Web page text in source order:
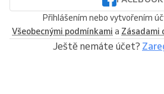
Přihlášením nebo vytvořením
Všeobecnými podmínkami a Zásadami
Ještě nemáte účet?